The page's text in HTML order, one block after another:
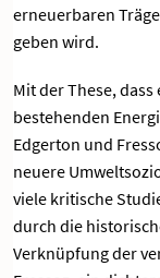
erneuerbaren
geben wird.
Mit der These,
bestehenden
Edgerton und
neuere
viele kritische
durch die
Verknüpfung der